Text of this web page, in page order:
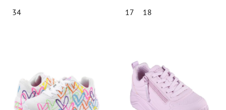
34
z
5
hviezdičiek.
17
18
4,6
z
5
hviezdičiek.